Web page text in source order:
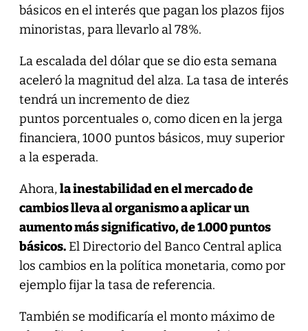
básicos en el interés que pagan los plazos fijos
minoristas, para llevarlo al 78%.
La escalada del dólar que se dio esta semana
aceleró la magnitud del alza. La tasa de interés
tendrá un incremento de diez
puntos porcentuales o, como dicen en la jerga
financiera, 1000 puntos básicos, muy superior
a la esperada.
Ahora,la inestabilidad en el mercado de
cambios lleva al organismo a aplicar un
aumento más significativo, de 1.000 puntos
básicos.El Directorio del Banco Central aplica
los cambios en la política monetaria, como por
ejemplo fijar la tasa de referencia.
También se modificaría el monto máximo de